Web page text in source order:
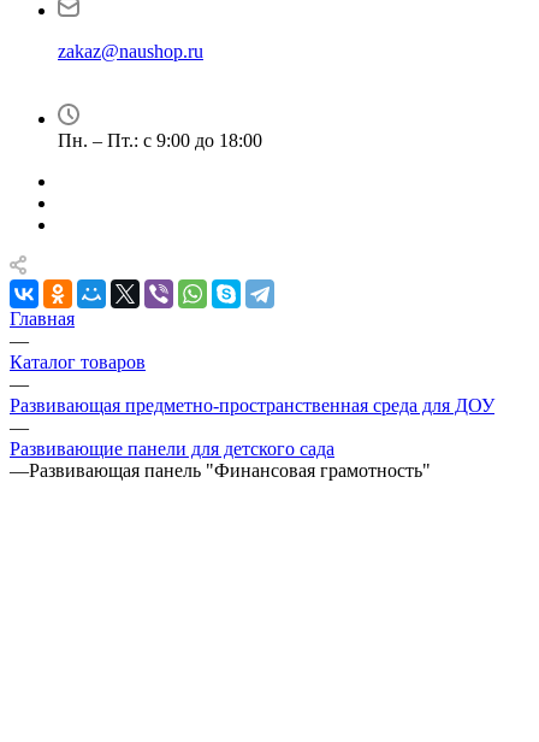
zakaz@naushop.ru
Пн. – Пт.: с 9:00 до 18:00
Главная
—
Каталог товаров
—
Развивающая предметно-пространственная среда для ДОУ
—
Развивающие панели для детского сада
—Развивающая панель "Финансовая грамотность"